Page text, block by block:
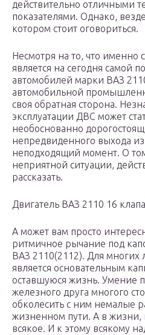
действительно отличными
показателями. Однако, везде
котором стоит оговориться.
Несмотря на то, что именно
является на сегодня самой
автомобилей марки ВАЗ
автомобильной
своя обратная сторона.
эксплуатации ДВС может
необоснованно
непредвиденного выхода
неподходящий момент. О
неприятной ситуации,
рассказать.
Двигатель ВАЗ 2110 16
А может вам просто
ритмичное рычание под
ВАЗ 2110(2112). Для
является основательным
оставшуюся жизнь. Умение
железного друга многого
обколесить с ним немалые
жизненном пути. А в жизни,
всякое. И к этому всякому